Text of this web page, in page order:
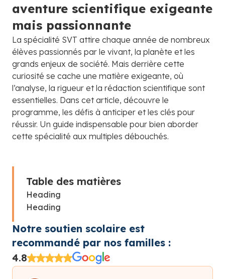
aventure scientifique exigeante
mais passionnante
La spécialité SVT attire chaque année de nombreux
élèves passionnés par le vivant, la planète et les
grands enjeux de société. Mais derrière cette
curiosité se cache une matière exigeante, où
l’analyse, la rigueur et la rédaction scientifique sont
essentielles. Dans cet article, découvre le
programme, les défis à anticiper et les clés pour
réussir. Un guide indispensable pour bien aborder
cette spécialité aux multiples débouchés.
Table des matières
Heading
Heading
Notre soutien scolaire est
recommandé par nos familles :
4.8